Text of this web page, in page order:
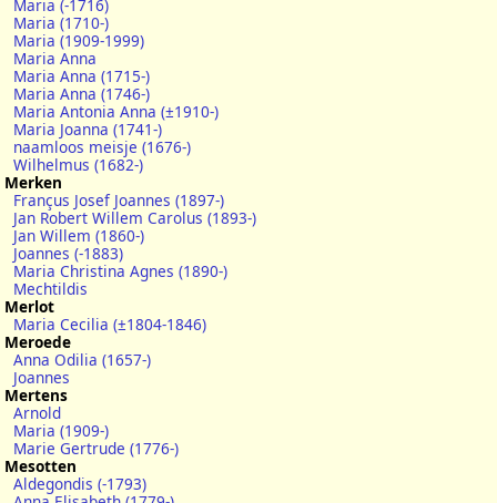
Maria (-1716)
Maria (1710-)
Maria (1909-1999)
Maria Anna
Maria Anna (1715-)
Maria Anna (1746-)
Maria Antonia Anna (±1910-)
Maria Joanna (1741-)
naamloos meisje (1676-)
Wilhelmus (1682-)
Merken
Françus Josef Joannes (1897-)
Jan Robert Willem Carolus (1893-)
Jan Willem (1860-)
Joannes (-1883)
Maria Christina Agnes (1890-)
Mechtildis
Merlot
Maria Cecilia (±1804-1846)
Meroede
Anna Odilia (1657-)
Joannes
Mertens
Arnold
Maria (1909-)
Marie Gertrude (1776-)
Mesotten
Aldegondis (-1793)